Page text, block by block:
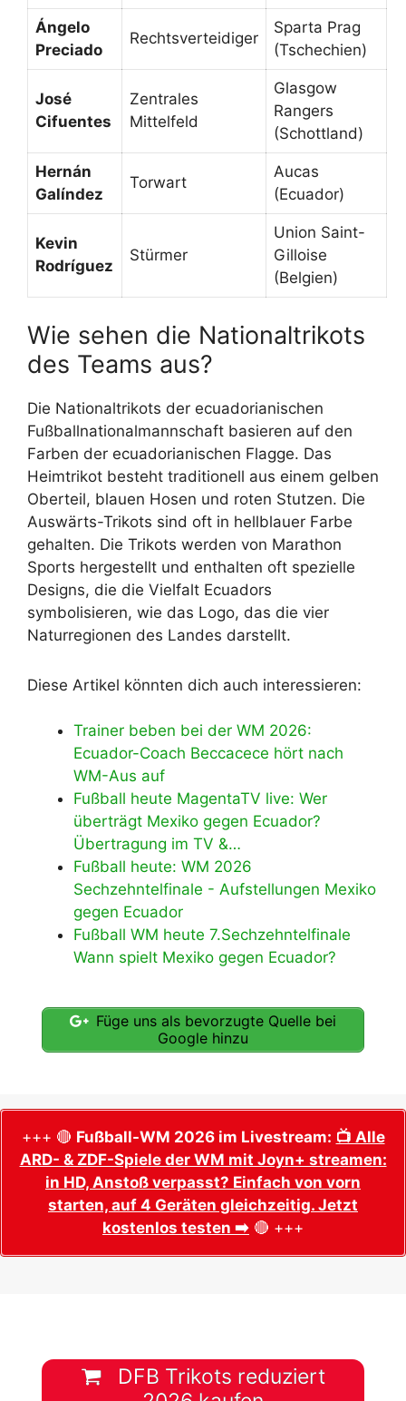
Ángelo
Preciado
Rechtsverteidiger
Sparta Prag
(Tschechien)
José
Cifuentes
Zentrales
Mittelfeld
Glasgow
Rangers
(Schottland)
Hernán
Galíndez
Torwart
Aucas
(Ecuador)
Kevin
Rodríguez
Stürmer
Union Saint-
Gilloise
(Belgien)
Wie sehen die Nationaltrikots
des Teams aus?
Die Nationaltrikots der ecuadorianischen
Fußballnationalmannschaft basieren auf den
Farben der ecuadorianischen Flagge. Das
Heimtrikot besteht traditionell aus einem gelben
Oberteil, blauen Hosen und roten Stutzen. Die
Auswärts-Trikots sind oft in hellblauer Farbe
gehalten. Die Trikots werden von Marathon
Sports hergestellt und enthalten oft spezielle
Designs, die die Vielfalt Ecuadors
symbolisieren, wie das Logo, das die vier
Naturregionen des Landes darstellt.
Diese Artikel könnten dich auch interessieren:
Trainer beben bei der WM 2026:
Ecuador-Coach Beccacece hört nach
WM-Aus auf
Fußball heute MagentaTV live: Wer
überträgt Mexiko gegen Ecuador?
Übertragung im TV &…
Fußball heute: WM 2026
Sechzehntelfinale - Aufstellungen Mexiko
gegen Ecuador
Fußball WM heute 7.Sechzehntelfinale
Wann spielt Mexiko gegen Ecuador?
Füge uns als bevorzugte Quelle bei
Google hinzu
+++ 🔴 Fußball-WM 2026 im Livestream: 📺 Alle
ARD- & ZDF-Spiele der WM mit Joyn+ streamen:
in HD, Anstoß verpasst? Einfach von vorn
starten, auf 4 Geräten gleichzeitig. Jetzt
kostenlos testen ➡️ 🔴 +++
DFB Trikots reduziert